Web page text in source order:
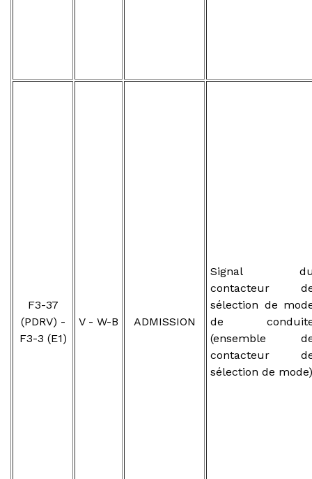
F3-37
(PDRV) -
F3-3 (E1)
V - W-B ADMISSION
Signal
contacteur
sélection de
de
(ensemble
contacteur
sélection de mode)